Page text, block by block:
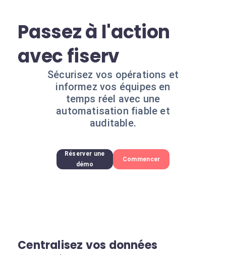
Passez à l'action
avec fiserv
Sécurisez vos opérations et
informez vos équipes en
temps réel avec une
automatisation fiable et
auditable.
Réserver une
démo
Commencer
Centralisez vos données